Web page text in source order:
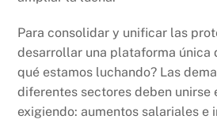
Para consolidar y unificar las
desarrollar una plataforma única
qué estamos luchando? Las
diferentes sectores deben unirse
exigiendo: aumentos salariales e